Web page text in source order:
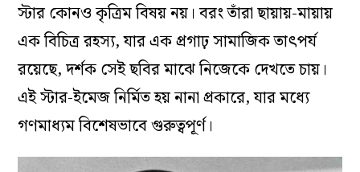
স্টার কোনও কৃত্রিম বিষয় নয়। বরং তাঁরা ছায়ায়-মায়ায়
এক বিচিত্র রহস্য, যার এক প্রগাঢ় সামাজিক তাৎপর্য
রয়েছে, দর্শক সেই ছবির মাঝে নিজেকে দেখতে চায়।
এই স্টার-ইমেজ নির্মিত হয় নানা প্রকারে, যার মধ্যে
গণমাধ্যম বিশেষভাবে গুরুত্বপূর্ণ।